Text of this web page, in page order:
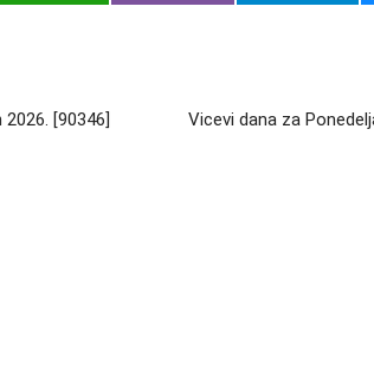
[90346] Vicevi dana za